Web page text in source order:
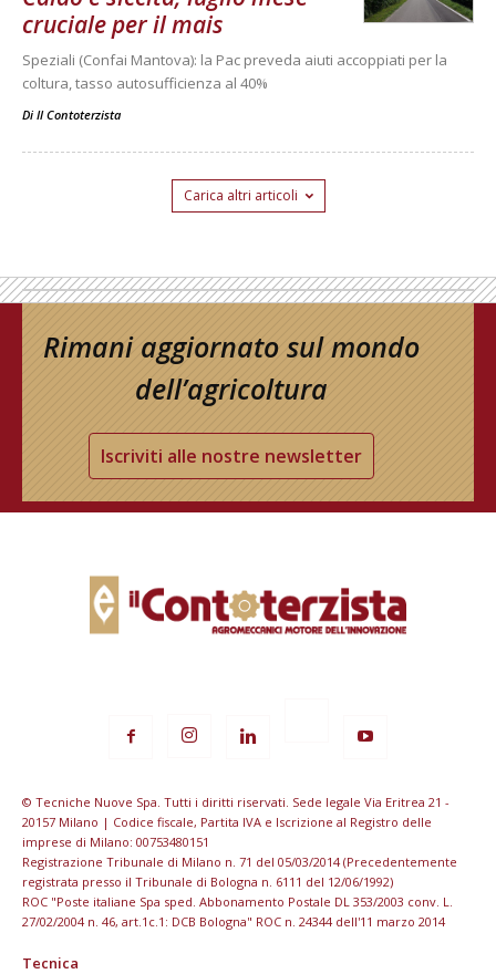
cruciale per il mais
Speziali (Confai Mantova): la Pac preveda aiuti accoppiati per la
coltura, tasso autosufficienza al 40%
Di Il Contoterzista
Carica altri articoli
Rimani aggiornato sul mondo
dell’agricoltura
Iscriviti alle nostre newsletter
© Tecniche Nuove Spa. Tutti i diritti riservati. Sede legale Via Eritrea 21 -
20157 Milano | Codice fiscale, Partita IVA e Iscrizione al Registro delle
imprese di Milano: 00753480151
Registrazione Tribunale di Milano n. 71 del 05/03/2014 (Precedentemente
registrata presso il Tribunale di Bologna n. 6111 del 12/06/1992)
ROC "Poste italiane Spa sped. Abbonamento Postale DL 353/2003 conv. L.
27/02/2004 n. 46, art.1c.1: DCB Bologna" ROC n. 24344 dell'11 marzo 2014
Tecnica